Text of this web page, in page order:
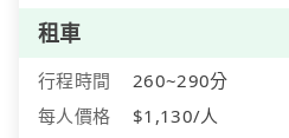
租車
行程時間
260~290分
每人價格
$1,130/人